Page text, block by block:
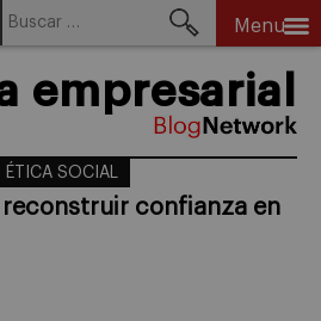
Menu
empresarial
ÉTICA SOCIAL
reconstruir confianza en